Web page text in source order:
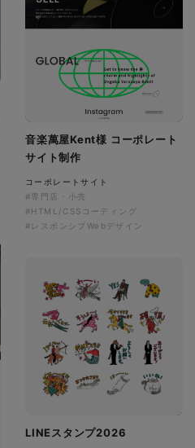
音楽萬屋Kent様 コーポレート
サイト制作
コーポレートサイト
#専門店・小売
#HTML/CSSコーディング
#レスポンシブWebデザイン
LINEスタンプ2026